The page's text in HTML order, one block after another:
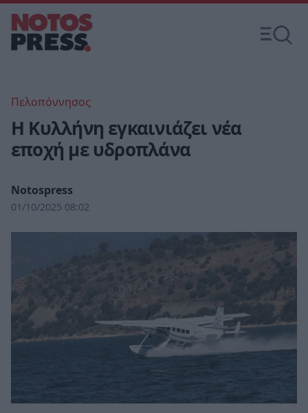
Πελοπόννησος
Η Κυλλήνη εγκαινιάζει νέα
εποχή με υδροπλάνα
Notospress
01/10/2025 08:02